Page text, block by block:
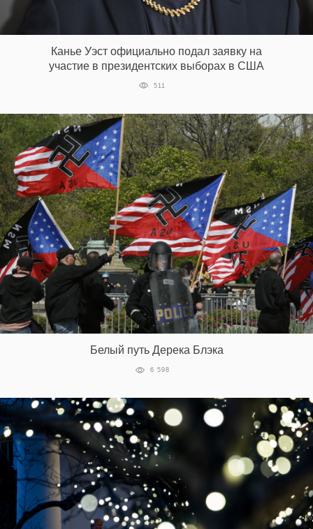
Канье Уэст официально подал заявку на
участие в президентских выборах в США
511
Белый путь Дерека Блэка
6 598